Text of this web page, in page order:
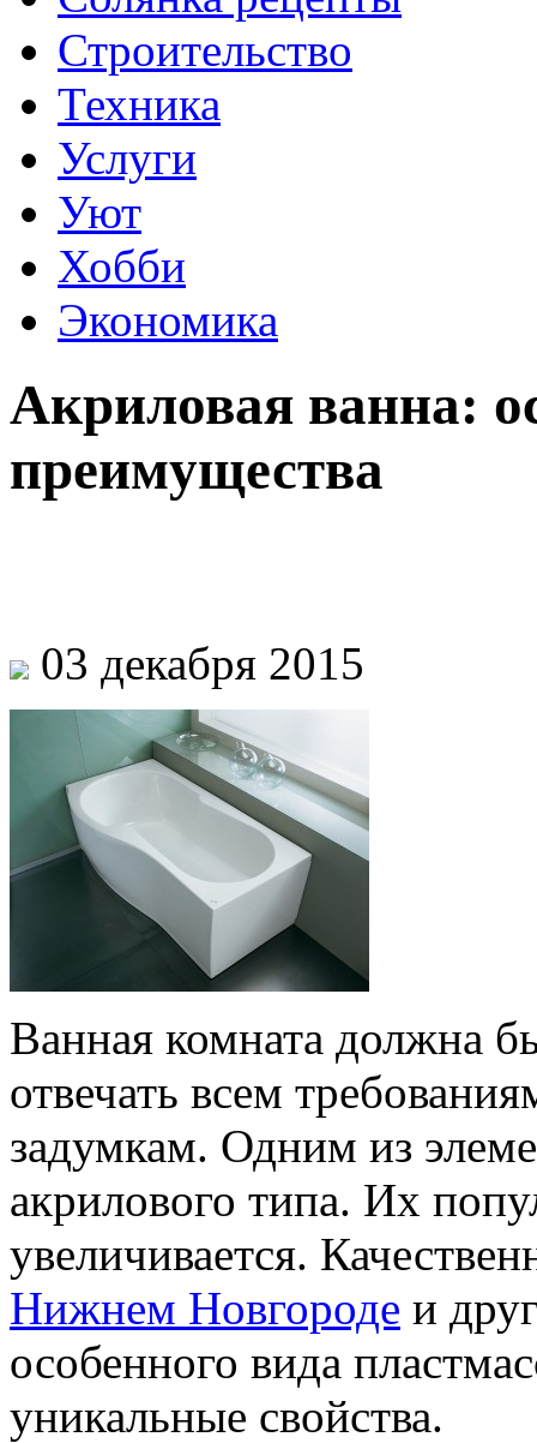
Строительство
Техника
Услуги
Уют
Хобби
Экономика
Акриловая ванна:
преимущества
03 декабря 2015
Ванная комната должна
отвечать всем
задумкам. Одним из
акрилового типа. Их
увеличивается.
Нижнем Новгороде и
особенного вида
уникальные свойства.